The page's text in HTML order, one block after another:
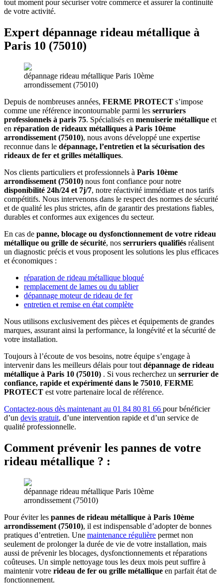
tout moment pour sécuriser votre commerce et assurer la continuité
de votre activité.
Expert dépannage rideau métallique à
Paris 10 (75010)
dépannage rideau métallique Paris 10ème
arrondissement (75010)
Depuis de nombreuses années, FERME PROTECT s’impose
comme une référence incontournable parmi les serruriers
professionnels à paris 75. Spécialisés en menuiserie métallique et
en réparation de rideaux métalliques à Paris 10ème
arrondissement (75010), nous avons développé une expertise
reconnue dans le dépannage, l’entretien et la sécurisation des
rideaux de fer et grilles métalliques.
Nos clients particuliers et professionnels à Paris 10ème
arrondissement (75010) nous font confiance pour notre
disponibilité 24h/24 et 7j/7, notre réactivité immédiate et nos tarifs
compétitifs. Nous intervenons dans le respect des normes de sécurité
et de qualité les plus strictes, afin de garantir des prestations fiables,
durables et conformes aux exigences du secteur.
En cas de panne, blocage ou dysfonctionnement de votre rideau
métallique ou grille de sécurité, nos serruriers qualifiés réalisent
un diagnostic précis et vous proposent les solutions les plus efficaces
et économiques :
réparation de rideau métallique bloqué
remplacement de lames ou du tablier
dépannage moteur de rideau de fer
entretien et remise en état complète
Nous utilisons exclusivement des pièces et équipements de grandes
marques, assurant ainsi la performance, la longévité et la sécurité de
votre installation.
Toujours à l’écoute de vos besoins, notre équipe s’engage à
intervenir dans les meilleurs délais pour tout dépannage de rideau
métallique à Paris 10 (75010) . Si vous recherchez un serrurier de
confiance, rapide et expérimenté dans le 75010, FERME
PROTECT est votre partenaire local de référence.
Contactez-nous dès maintenant au 01 84 80 81 66 pour bénéficier
d’un devis gratuit, d’une intervention rapide et d’un service de
qualité professionnelle.
Comment prévenir les pannes de votre
rideau métallique ? :
dépannage rideau métallique Paris 10ème
arrondissement (75010)
Pour éviter les pannes de rideau métallique à Paris 10ème
arrondissement (75010), il est indispensable d’adopter de bonnes
pratiques d’entretien. Une maintenance régulière permet non
seulement de prolonger la durée de vie de votre installation, mais
aussi de prévenir les blocages, dysfonctionnements et réparations
coûteuses. Un simple nettoyage tous les deux mois peut suffire à
maintenir votre rideau de fer ou grille métallique en parfait état de
fonctionnement.